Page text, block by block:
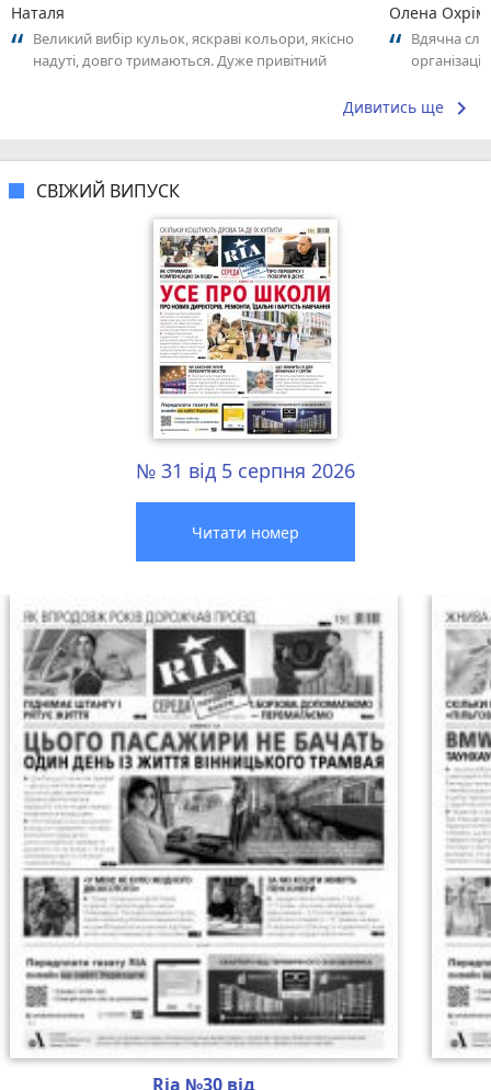
Наталя
Великий вибір кульок, яскраві кольори, якісно
надуті, довго тримаються. Дуже привітний
Олена
Вдячна
Дивитись ще keyboard_arrow_right
СВІЖИЙ ВИПУСК
№ 31 від 5 серпня 2026
Читати номер
Ria №30 від